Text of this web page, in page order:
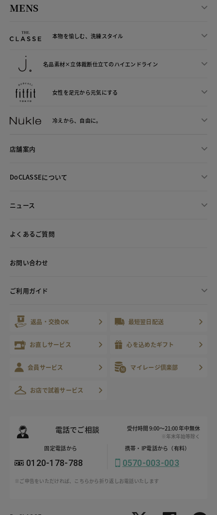
MENS
本物を愉しむ、洗練スタイル
名品素材×立体裁断仕立てのハイエンドライン
女性を足元から元気にする
冷えから、 自由に。
店舗案内
DoCLASSEについて
ニュース
よくあるご質問
お問い合わせ
ご利用ガイド
返品・交換OK 最短翌日配送
お直しサービス 心を込めたギフト
会員サービス マイレージ倶楽部
お店で試着サービス
電話でご相談 受付時間 9:00～21:00 年中無休
※年末年始等除く
固定電話から
0120-178-788
携帯・IP電話から（有料）
0570-003-003
※ご申告をいただければ、こちらから折り返しお電話いたします